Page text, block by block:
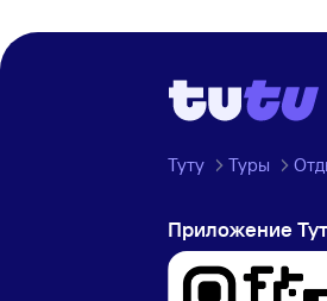
Туту Туры
Приложение